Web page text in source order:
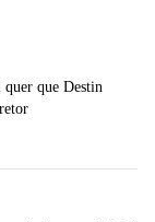
que Destin